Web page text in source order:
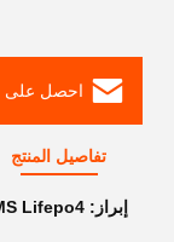
احصل على
تفاصيل المنتج
إبراز: Lifepo4